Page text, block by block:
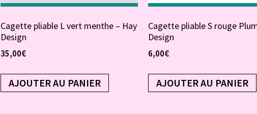
Cagette pliable L vert menthe – Hay
Design
35,00€
AJOUTER AU PANIER
Cagette pliable S rouge
Design
6,00€
AJOUTER AU PANIER